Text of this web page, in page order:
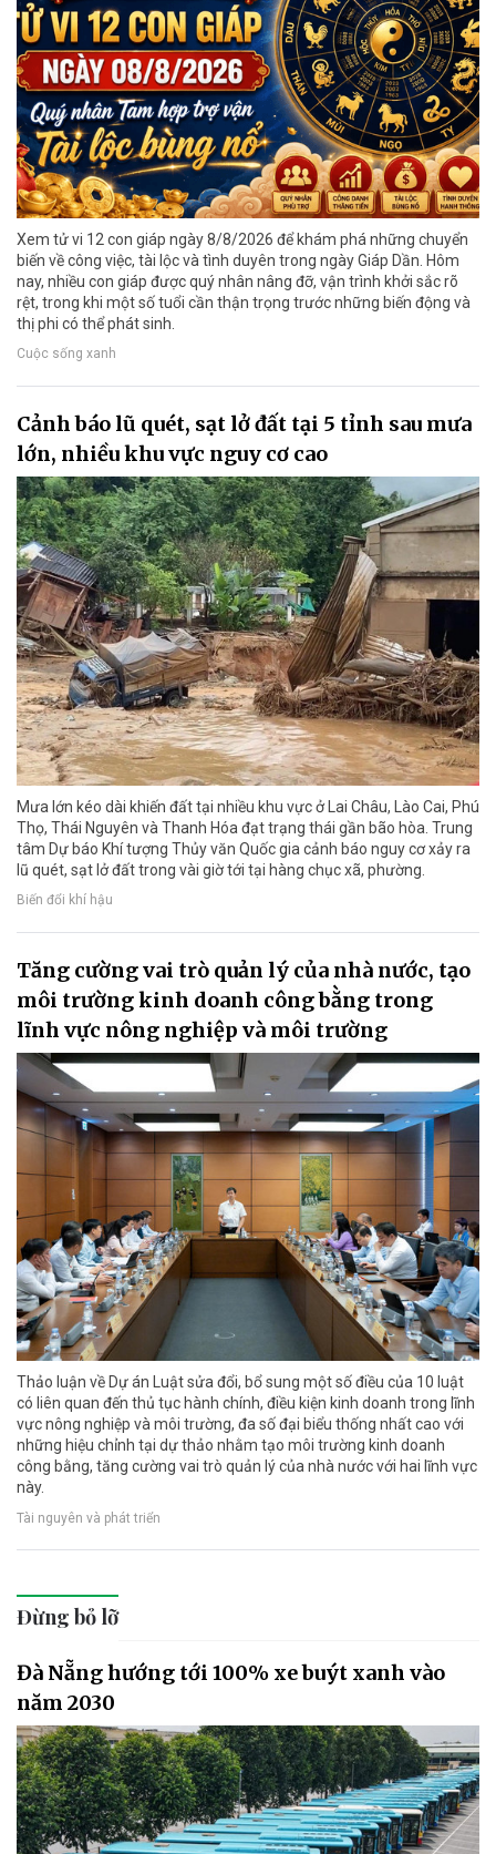
Xem tử vi 12 con giáp ngày 8/8/2026 để khám phá những chuyển
biến về công việc, tài lộc và tình duyên trong ngày Giáp Dần. Hôm
nay, nhiều con giáp được quý nhân nâng đỡ, vận trình khởi sắc rõ
rệt, trong khi một số tuổi cần thận trọng trước những biến động và
thị phi có thể phát sinh.
Cuộc sống xanh
Cảnh báo lũ quét, sạt lở đất tại 5 tỉnh sau mưa
lớn, nhiều khu vực nguy cơ cao
Mưa lớn kéo dài khiến đất tại nhiều khu vực ở Lai Châu, Lào Cai, Phú
Thọ, Thái Nguyên và Thanh Hóa đạt trạng thái gần bão hòa. Trung
tâm Dự báo Khí tượng Thủy văn Quốc gia cảnh báo nguy cơ xảy ra
lũ quét, sạt lở đất trong vài giờ tới tại hàng chục xã, phường.
Biến đổi khí hậu
Tăng cường vai trò quản lý của nhà nước, tạo
môi trường kinh doanh công bằng trong
lĩnh vực nông nghiệp và môi trường
Thảo luận về Dự án Luật sửa đổi, bổ sung một số điều của 10 luật
có liên quan đến thủ tục hành chính, điều kiện kinh doanh trong lĩnh
vực nông nghiệp và môi trường, đa số đại biểu thống nhất cao với
những hiệu chỉnh tại dự thảo nhằm tạo môi trường kinh doanh
công bằng, tăng cường vai trò quản lý của nhà nước với hai lĩnh vực
này.
Tài nguyên và phát triển
Đừng bỏ lỡ
Đà Nẵng hướng tới 100% xe buýt xanh vào
năm 2030